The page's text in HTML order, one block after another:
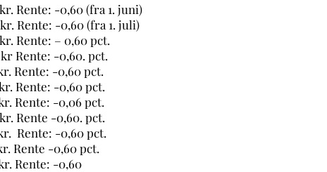
Rente: -0,60 (fra 1. juni)
-0,60 (fra 1. juli)
– 0,60 pct.
-0,60. pct.
-0,60 pct.
-0,60 pct.
-0,06 pct.
Rente -0,60. pct.
Rente: -0,60 pct.
-0,60 pct.
-0,60